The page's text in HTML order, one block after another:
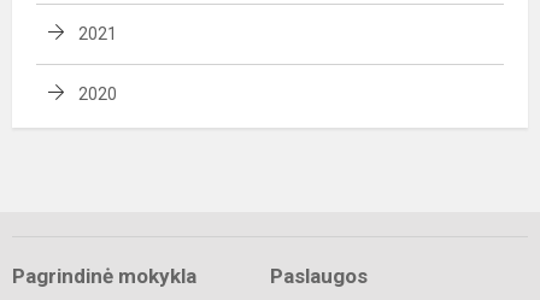
2021
2020
Pagrindinė mokykla Paslaugos